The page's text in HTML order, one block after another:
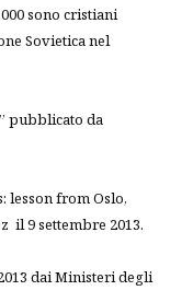
sono cristiani
Sovietica nel
pubblicato da
lesson from Oslo,
il 9 settembre 2013.
dai Ministeri degli